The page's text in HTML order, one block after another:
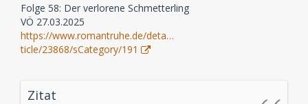
Folge 58: Der verlorene Schmetterling
VÖ 27.03.2025
https://www.romantruhe.de/deta…
ticle/23868/sCategory/191
Zitat